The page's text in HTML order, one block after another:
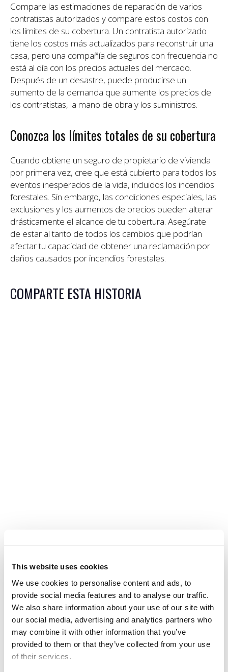
This website uses cookies
We use cookies to personalise content and ads, to
provide social media features and to analyse our traffic.
We also share information about your use of our site with
our social media, advertising and analytics partners who
may combine it with other information that you’ve
provided to them or that they’ve collected from your use
of their services.
Compare las estimaciones de reparación de varios
contratistas autorizados y compare estos costos con
los límites de su cobertura. Un contratista autorizado
tiene los costos más actualizados para reconstruir una
casa, pero una compañía de seguros con frecuencia no
está al día con los precios actuales del mercado.
Después de un desastre, puede producirse un
aumento de la demanda que aumente los precios de
los contratistas, la mano de obra y los suministros.
Conozca los límites totales de su cobertura
Cuando obtiene un seguro de propietario de vivienda
por primera vez, cree que está cubierto para todos los
eventos inesperados de la vida, incluidos los incendios
forestales. Sin embargo, las condiciones especiales, las
exclusiones y los aumentos de precios pueden alterar
drásticamente el alcance de tu cobertura. Asegúrate
de estar al tanto de todos los cambios que podrían
afectar tu capacidad de obtener una reclamación por
daños causados por incendios forestales.
COMPARTE ESTA HISTORIA